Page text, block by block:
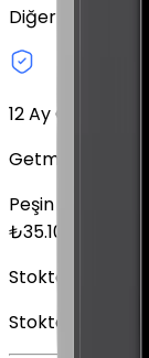
Diğer taksit
12 Ay Garanti
Getmobil
Peşin Fiyatına
₺35.100
Stokta Yok
Stokta Yok